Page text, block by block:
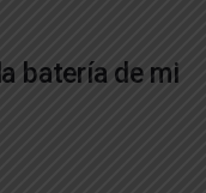
batería de mi